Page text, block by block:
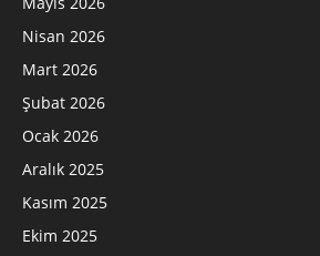
Nisan 2026
Mart 2026
Şubat 2026
Ocak 2026
Aralık 2025
Kasım 2025
Ekim 2025